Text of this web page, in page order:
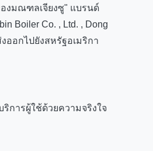
งมณฑลเจียงซู" แบรนด์
Boiler Co. , Ltd. , Dong
ออกไปยังสหรัฐอเมริกา
ารผู้ใช้ด้วยความจริงใจ